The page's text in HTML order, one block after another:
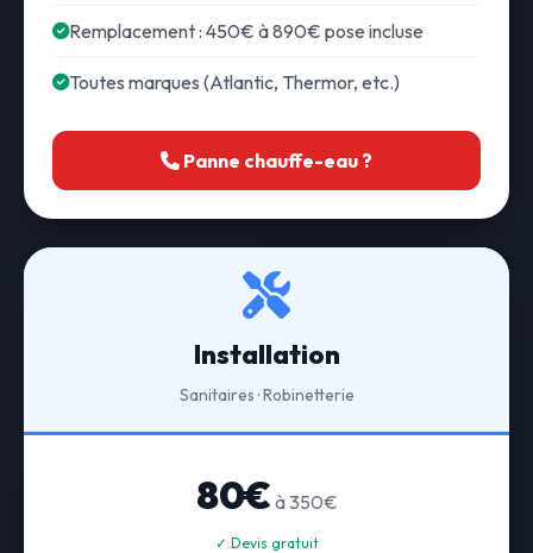
Remplacement : 450€ à 890€ pose incluse
Toutes marques (Atlantic, Thermor, etc.)
Panne chauffe-eau ?
Installation
Sanitaires · Robinetterie
80€ à 350€
✓ Devis gratuit